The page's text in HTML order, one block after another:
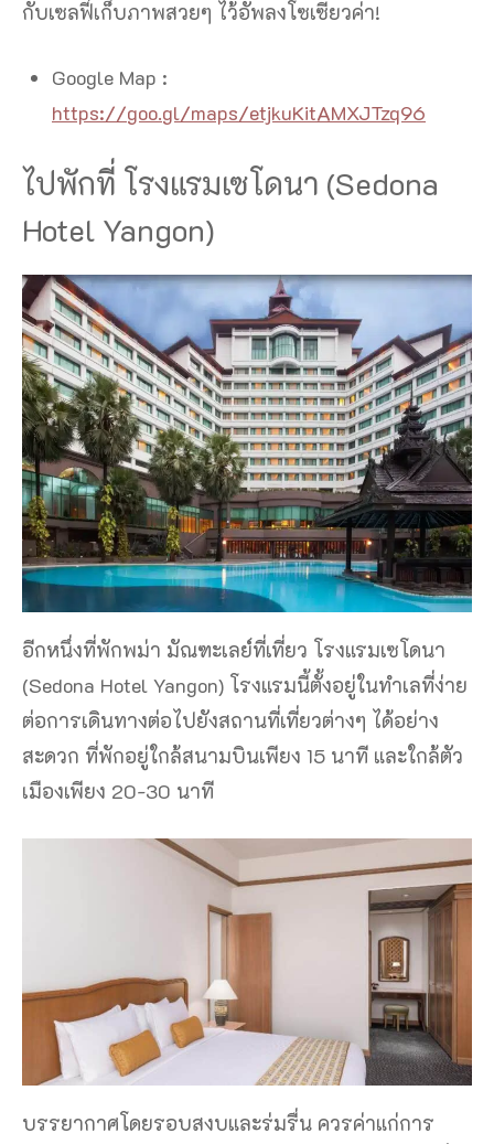
กับเซลฟี่เก็บภาพสวยๆ ไว้อัพลงโซเซียวค่า!
Google Map :
https://goo.gl/maps/etjkuKitAMXJTzq96
ไปพักที่ โรงแรมเซโดนา (Sedona
Hotel Yangon)
อีกหนึ่งที่พักพม่า มัณฑะเลย์ที่เที่ยว โรงแรมเซโดนา
(Sedona Hotel Yangon) โรงแรมนี้ตั้งอยู่ในทำเลที่ง่าย
ต่อการเดินทางต่อไปยังสถานที่เที่ยวต่างๆ ได้อย่าง
สะดวก ที่พักอยู่ใกล้สนามบินเพียง 15 นาที และใกล้ตัว
เมืองเพียง 20-30 นาที
บรรยากาศโดยรอบสงบและร่มรื่น ควรค่าแก่การ